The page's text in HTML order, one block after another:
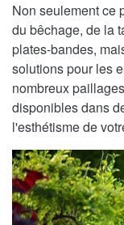
Non seulement ce
du bêchage, de la
plates-bandes,
solutions pour les
nombreux
disponibles dans
l'esthétisme de